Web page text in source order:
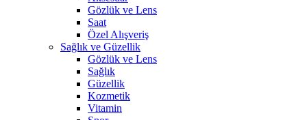
Gözlük ve Lens
Saat
Özel Alışveriş
Sağlık ve Güzellik
Gözlük ve Lens
Sağlık
Güzellik
Kozmetik
Vitamin